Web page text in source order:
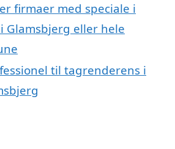
firmaer med speciale i
Glamsbjerg eller hele
til tagrenderens i